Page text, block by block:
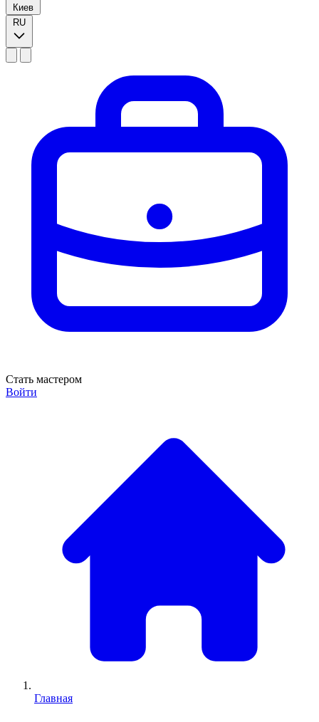
Киев
RU
Стать мастером
Войти
Главная